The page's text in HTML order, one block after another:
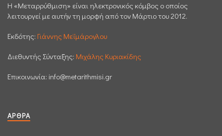
H «Μεταρρύθμιση» είναι ηλεκτρονικός κόμβος ο οποίος
λειτουργεί με αυτήν τη μορφή από τον Μάρτιο του 2012.
Εκδότης: Γιάννης Μεϊμάρογλου
Διεθυντής Σύνταξης: Μιχάλης Κυριακίδης
Επικοινωνία: info@metarithmisi.gr
ΆΡΘΡΑ